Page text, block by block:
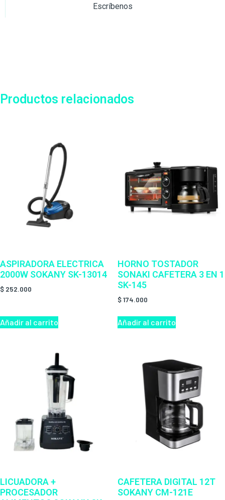
Escríbenos
Productos relacionados
ASPIRADORA ELECTRICA
2000W SOKANY SK-13014
$ 252.000
Añadir al carrito
HORNO TOSTADOR
SONAKI CAFETERA 3 EN 1
SK-145
$174.000
Añadir al carrito
LICUADORA +
PROCESADOR
CAFETERA DIGITAL 12T
SOKANY CM-121E